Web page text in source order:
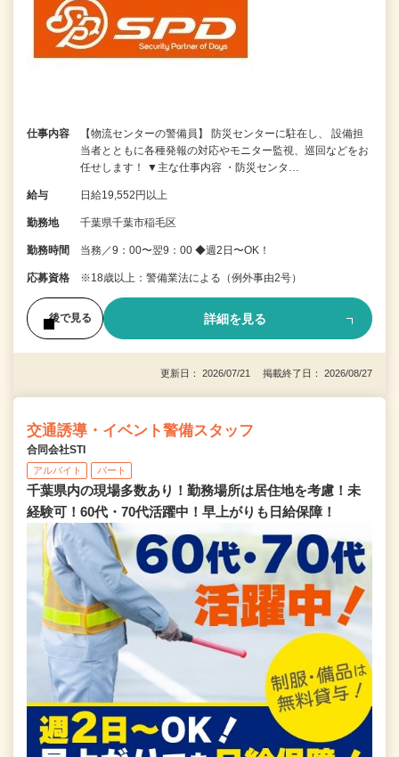
仕事内容
【物流センターの警備員】 防災センターに駐在し、 設備担
当者とともに各種発報の対応やモニター監視、巡回などをお
任せします！ ▼主な仕事内容 ・防災センタ…
給与 日給19,552円以上
勤務地 千葉県千葉市稲毛区
勤務時間 当務／9：00〜翌9：00 ◆週2日〜OK！
応募資格 ※18歳以上：警備業法による（例外事由2号）
後で見る 詳細を見る
更新日： 2026/07/21 掲載終了日： 2026/08/27
交通誘導・イベント警備スタッフ
合同会社STI
アルバイト パート
千葉県内の現場多数あり！勤務場所は居住地を考慮！未
経験可！60代・70代活躍中！早上がりも日給保障！